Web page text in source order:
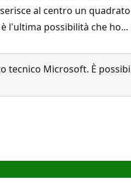
al centro un
l'ultima possibilità che
Microsoft. È